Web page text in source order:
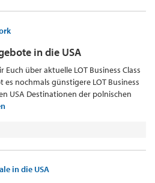
in die USA
über aktuelle LOT Business Class
nochmals günstigere LOT Business
USA Destinationen der polnischen